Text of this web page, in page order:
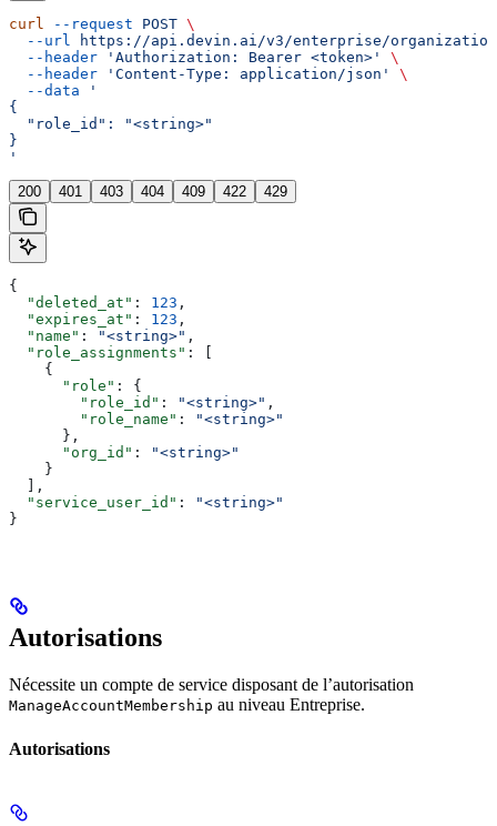
curl --request POST \
  --url
https://api.devin.ai/v3/enterprise/
  --header
'Authorization: Bearer <token>'
\
  --header
'Content-Type: application/json'
\
  --data
'
{
  "role_id": "<string>"
}
'
200 401 403 404 409 422 429
{
  "deleted_at"
: 123 ,
  "expires_at"
: 123 ,
  "name"
: "<string>" ,
  "role_assignments"
: [
    {
      "role"
: {
        "role_id"
: "<string>" ,
        "role_name"
:
"<string>"
      },
      "org_id"
:
"<string>"
    }
  ],
  "service_user_id"
:
"<string>"
}
Autorisations
Nécessite un compte de service disposant de l’autorisation
ManageAccountMembership au niveau Entreprise.
Autorisations